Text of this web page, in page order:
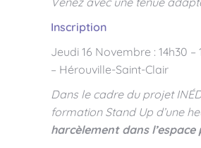
Inscription
Jeudi 16 Novembre : 14h30
– Hérouville-Saint-Clair
Dans le cadre du projet
formation Stand Up d’une
harcèlement dans l’espace